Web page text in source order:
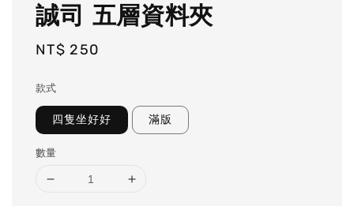
誠司 五層資料夾
Regular
NT$ 250
款式
四隻坐好好 滿版
數量